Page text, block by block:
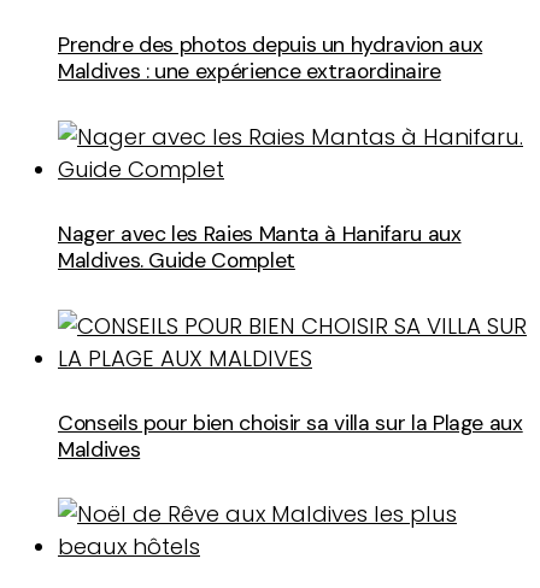
Prendre des photos depuis un hydravion aux
Maldives : une expérience extraordinaire
Nager avec les Raies Manta à Hanifaru aux
Maldives. Guide Complet
Conseils pour bien choisir sa villa sur la Plage aux
Maldives